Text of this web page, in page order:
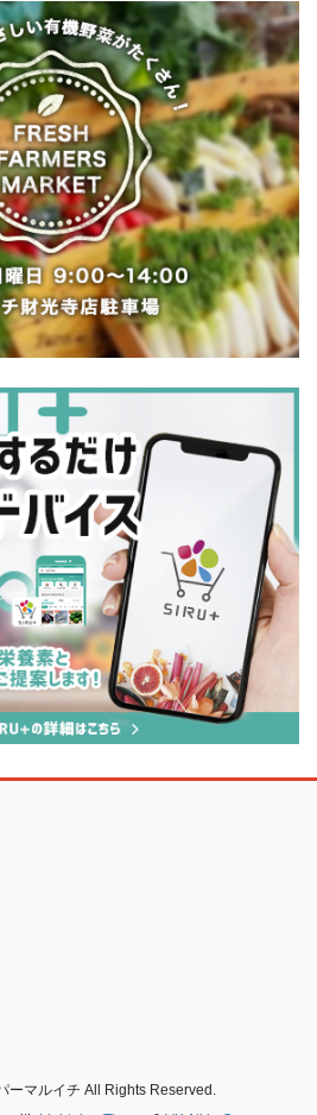
ーマルイチ All Rights Reserved.